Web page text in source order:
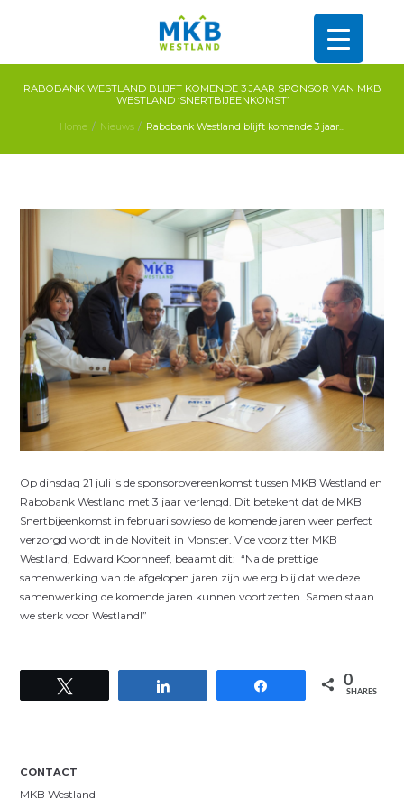
RABOBANK WESTLAND BLIJFT KOMENDE 3 JAAR SPONSOR VAN MKB
WESTLAND ‘SNERTBIJEENKOMST’
Home Nieuws Rabobank Westland blijft komende 3 jaar...
Op dinsdag 21 juli is de sponsorovereenkomst tussen MKB Westland en
Rabobank Westland met 3 jaar verlengd. Dit betekent dat de MKB
Snertbijeenkomst in februari sowieso de komende jaren weer perfect
verzorgd wordt in de Noviteit in Monster. Vice voorzitter MKB
Westland, Edward Koornneef, beaamt dit: “Na de prettige
samenwerking van de afgelopen jaren zijn we erg blij dat we deze
samenwerking de komende jaren kunnen voortzetten. Samen staan
we sterk voor Westland!”
0
SHARES
CONTACT
MKB Westland